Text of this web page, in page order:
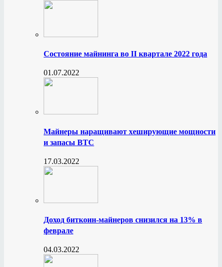
Состояние майнинга во II квартале 2022 года
01.07.2022
Майнеры наращивают хеширующие мощности
и запасы BTC
17.03.2022
Доход биткоин-майнеров снизился на 13% в
феврале
04.03.2022